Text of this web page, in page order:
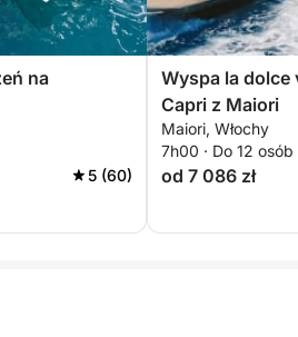
na
5 (60)
Wyspa la dolce
Capri z Maiori
Maiori, Włochy
7h00 · Do 12 osób
od 7 086 zł